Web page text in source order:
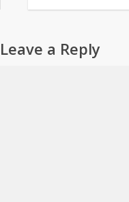
Leave a Reply